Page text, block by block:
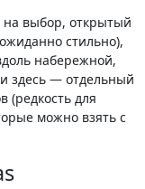
выбор, открытый
стильно),
набережной,
здесь — отдельный
(редкость для
можно взять с